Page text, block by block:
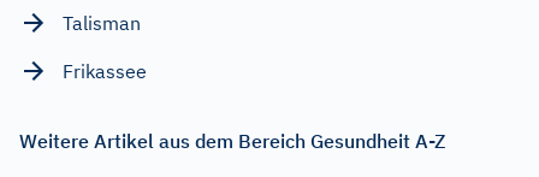
Talisman
Frikassee
Weitere Artikel aus dem Bereich Gesundheit A-Z